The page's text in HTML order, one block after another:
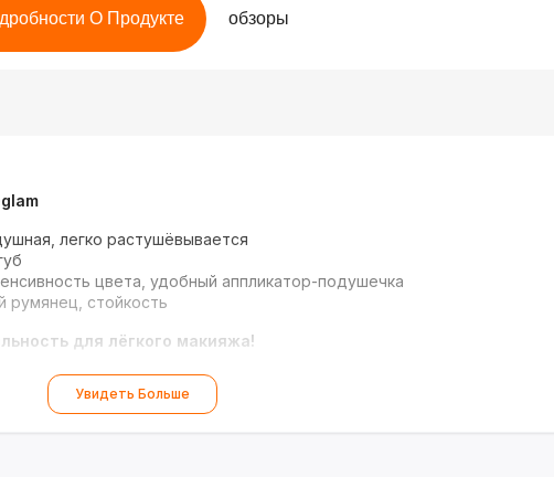
О Продукте обзоры
легко растушёвывается
цвета, удобный аппликатор-подушечка
стойкость
для лёгкого макияжа!
Увидеть Больше